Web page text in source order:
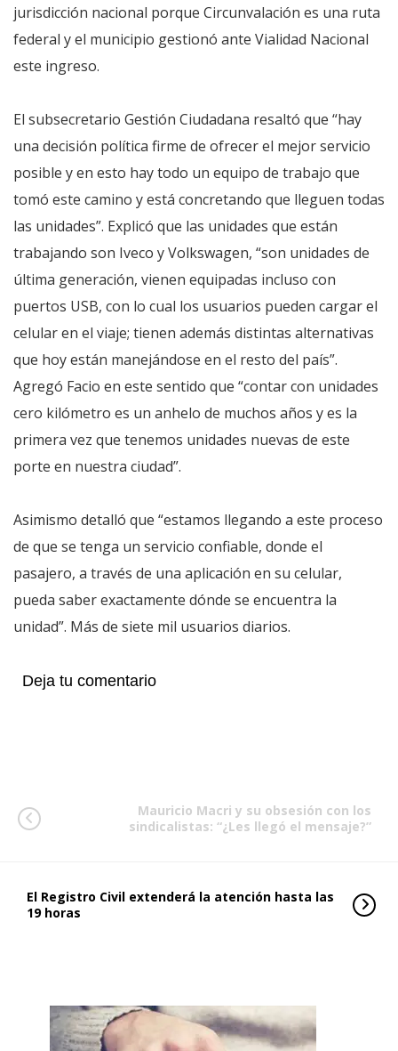
jurisdicción nacional porque Circunvalación es una ruta
federal y el municipio gestionó ante Vialidad Nacional
este ingreso.
El subsecretario Gestión Ciudadana resaltó que “hay
una decisión política firme de ofrecer el mejor servicio
posible y en esto hay todo un equipo de trabajo que
tomó este camino y está concretando que lleguen todas
las unidades”. Explicó que las unidades que están
trabajando son Iveco y Volkswagen, “son unidades de
última generación, vienen equipadas incluso con
puertos USB, con lo cual los usuarios pueden cargar el
celular en el viaje; tienen además distintas alternativas
que hoy están manejándose en el resto del país”.
Agregó Facio en este sentido que “contar con unidades
cero kilómetro es un anhelo de muchos años y es la
primera vez que tenemos unidades nuevas de este
porte en nuestra ciudad”.
Asimismo detalló que “estamos llegando a este proceso
de que se tenga un servicio confiable, donde el
pasajero, a través de una aplicación en su celular,
pueda saber exactamente dónde se encuentra la
unidad”. Más de siete mil usuarios diarios.
Deja tu comentario
Mauricio Macri y su obsesión con los
sindicalistas: “¿Les llegó el mensaje?”
El Registro Civil extenderá la atención hasta las
19 horas